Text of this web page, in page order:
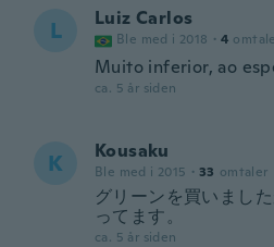
L Luiz Carlos
Ble med i 2018 · 4
Muito inferior, ao
ca. 5 år siden
K Kousaku
Ble med i 2015 · 33 omtaler
グリーンを買いまし
ってます。
ca. 5 år siden